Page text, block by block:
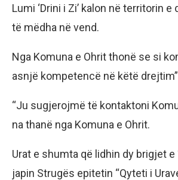
Lumi ‘Drini i Zi’ kalon në territorin
të mëdha në vend.
Nga Komuna e Ohrit thonë se si
asnjë kompetencë në këtë
“Ju sugjerojmë të kontaktoni
na thanë nga Komuna e Ohrit.
Urat e shumta që lidhin dy brigjet e
japin Strugës epitetin “Qyteti i